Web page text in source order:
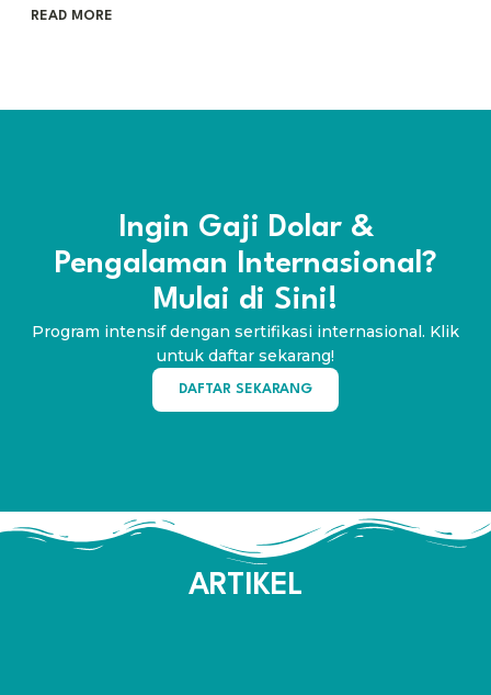
READ MORE
Ingin Gaji Dolar &
Pengalaman Internasional?
Mulai di Sini!
Program intensif dengan sertifikasi internasional. Klik
untuk daftar sekarang!
DAFTAR SEKARANG
ARTIKEL